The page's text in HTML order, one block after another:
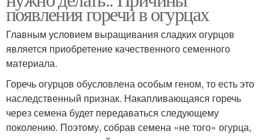
появления горечи в огурцах
Главным условием выращивания сладких огурцов
является приобретение качественного семенного
материала.
Горечь огурцов обусловлена особым геном, то есть это
наследственный признак. Накапливающаяся горечь
через семена будет передаваться следующему
поколению. Поэтому, собрав семена «не того» огурца,